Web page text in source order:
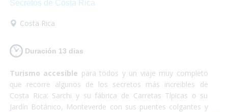
Secretos de Costa Rica
Costa Rica
Duración 13 dias
Turismo accesible para todos y un viaje muy completo
que recorre algunos de los secretos más increibles de
Costa Rica: Sarchi y su fábrica de Carretas Típicas o su
Jardín Botánico, Monteverde con sus puentes colgantes y